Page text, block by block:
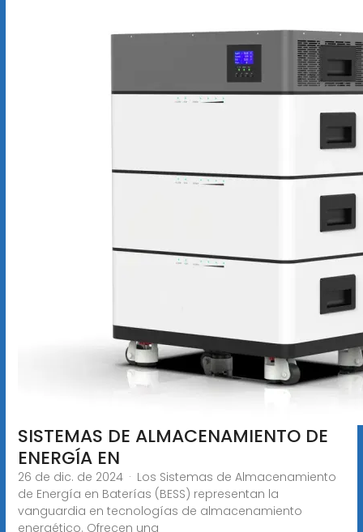
SISTEMAS DE ALMACENAMIENTO DE
ENERGÍA EN
26 de dic. de 2024 · Los Sistemas de Almacenamiento
de Energía en Baterías (BESS) representan la
vanguardia en tecnologías de almacenamiento
energético. Ofrecen una